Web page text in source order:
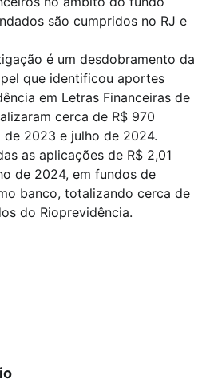
são cumpridos no RJ e
é um desdobramento da
que identificou aportes
em Letras Financeiras de
cerca de R$ 970
2023 e julho de 2024.
as aplicações de R$ 2,01
de 2024, em fundos de
banco, totalizando cerca de
do Rioprevidência.